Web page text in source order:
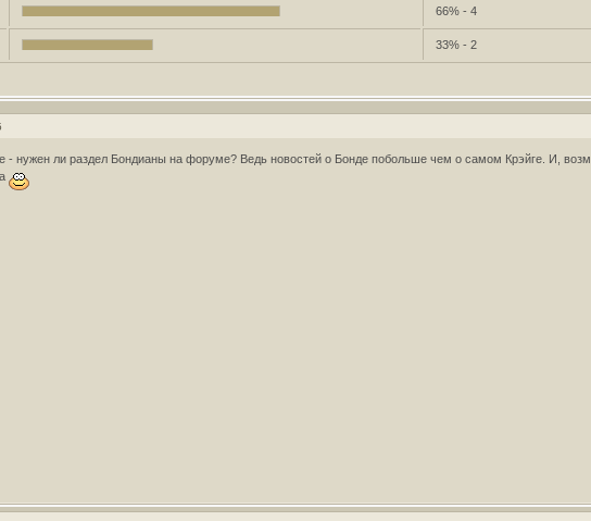
66% - 4
33% - 2
- нужен ли раздел Бондианы на форуме? Ведь новостей о Бонде побольше чем о самом Крэйге. И,